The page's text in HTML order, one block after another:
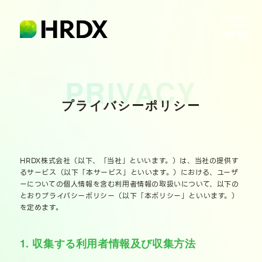
プライバシーポリシー
HRDX株式会社（以下、「当社」といいます。）は、当社の提供す
るサービス（以下「本サービス」といいます。）における、ユーザ
ーについての個人情報を含む利用者情報の取扱いについて、以下の
とおりプライバシーポリシー（以下「本ポリシー」といいます。）
を定めます。
1. 収集する利用者情報及び収集方法